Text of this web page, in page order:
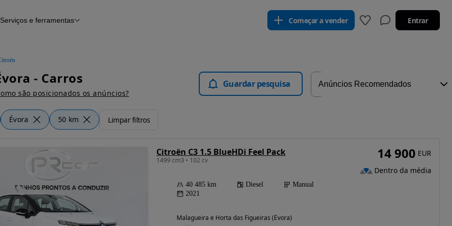
Histórico do veículo
Serviços e ferramentas Começar a vender Entrar
- Carros
são posicionados os anúncios?
Guardar pesquisa
Évora 50 km Limpar filtros
Citroën C3 1.5 BlueHDi Feel Pack
1499 cm3 • 102 cv
40 485 km Diesel
Manual
2021
Malagueira e Horta das Figueiras (Évora)
14 900 EUR
Dentro da média